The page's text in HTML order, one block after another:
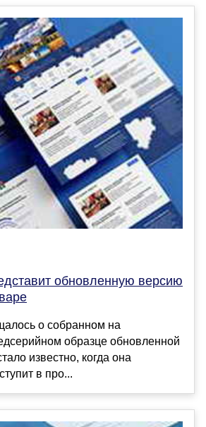
обновленную версию
о собранном на
образце обновленной
известно, когда она
в про...